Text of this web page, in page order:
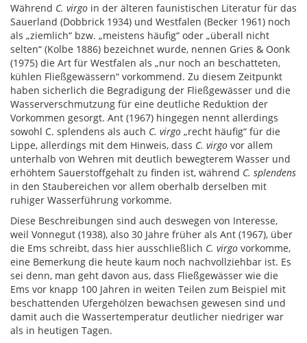
Während C. virgo in der älteren faunistischen Literatur für das
Sauerland (Dobbrick 1934) und Westfalen (Becker 1961) noch
als „ziemlich“ bzw. „meistens häufig“ oder „überall nicht
selten“ (Kolbe 1886) bezeichnet wurde, nennen Gries & Oonk
(1975) die Art für Westfalen als „nur noch an beschatteten,
kühlen Fließgewässern“ vorkommend. Zu diesem Zeitpunkt
haben sicherlich die Begradigung der Fließgewässer und die
Wasserverschmutzung für eine deutliche Reduktion der
Vorkommen gesorgt. Ant (1967) hingegen nennt allerdings
sowohl C. splendens als auch C. virgo „recht häufig“ für die
Lippe, allerdings mit dem Hinweis, dass C. virgo vor allem
unterhalb von Wehren mit deutlich bewegterem Wasser und
erhöhtem Sauerstoffgehalt zu finden ist, während C. splendens
in den Staubereichen vor allem oberhalb derselben mit
ruhiger Wasserführung vorkomme.
Diese Beschreibungen sind auch deswegen von Interesse,
weil Vonnegut (1938), also 30 Jahre früher als Ant (1967), über
die Ems schreibt, dass hier ausschließlich C. virgo vorkomme,
eine Bemerkung die heute kaum noch nachvollziehbar ist. Es
sei denn, man geht davon aus, dass Fließgewässer wie die
Ems vor knapp 100 Jahren in weiten Teilen zum Beispiel mit
beschattenden Ufergehölzen bewachsen gewesen sind und
damit auch die Wassertemperatur deutlicher niedriger war
als in heutigen Tagen.